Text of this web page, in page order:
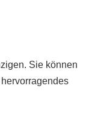
Sie können